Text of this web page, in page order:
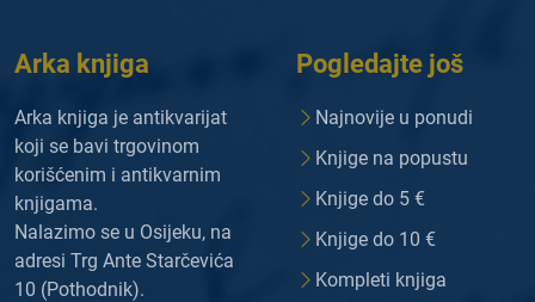
Arka knjiga
Arka knjiga je antikvarijat
koji se bavi trgovinom
korišćenim i antikvarnim
knjigama.
Nalazimo se u Osijeku, na
adresi Trg Ante Starčevića
10 (Pothodnik).
Pogledajte još
Najnovije u ponudi
Knjige na popustu
Knjige do 5 €
Knjige do 10 €
Kompleti knjiga